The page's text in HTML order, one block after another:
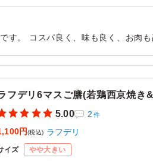
す。 コスパ良く、味も良く、お肉
フデリ6マスご膳(若鶏西京焼き
5.00
2 件
円(税込) ラフデリ
イズ やや大きい